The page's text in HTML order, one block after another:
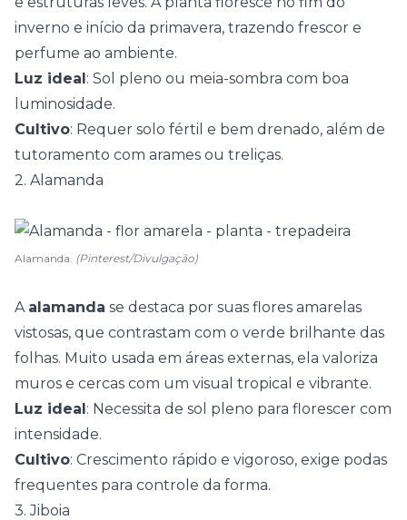
inverno e início da primavera, trazendo frescor e
perfume ao ambiente.
Luz ideal: Sol pleno ou meia-sombra com boa
luminosidade.
Cultivo: Requer solo fértil e bem drenado, além de
tutoramento com arames ou treliças.
2. Alamanda
Alamanda. (Pinterest/Divulgação)
A alamanda se destaca por suas flores amarelas
vistosas, que contrastam com o verde brilhante das
folhas. Muito usada em áreas externas, ela valoriza
muros e cercas com um visual tropical e vibrante.
Luz ideal: Necessita de sol pleno para florescer com
intensidade.
Cultivo: Crescimento rápido e vigoroso, exige podas
frequentes para controle da forma.
3. Jiboia